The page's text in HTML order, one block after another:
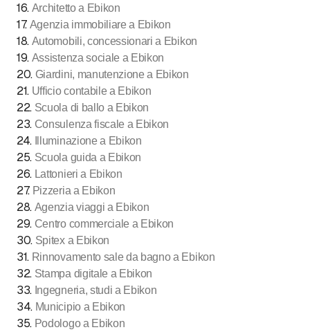
16. Architetto a Ebikon
17. Agenzia immobiliare a Ebikon
18. Automobili, concessionari a Ebikon
19. Assistenza sociale a Ebikon
20. Giardini, manutenzione a Ebikon
21. Ufficio contabile a Ebikon
22. Scuola di ballo a Ebikon
23. Consulenza fiscale a Ebikon
24. Illuminazione a Ebikon
25. Scuola guida a Ebikon
26. Lattonieri a Ebikon
27. Pizzeria a Ebikon
28. Agenzia viaggi a Ebikon
29. Centro commerciale a Ebikon
30. Spitex a Ebikon
31. Rinnovamento sale da bagno a Ebikon
32. Stampa digitale a Ebikon
33. Ingegneria, studi a Ebikon
34. Municipio a Ebikon
35. Podologo a Ebikon